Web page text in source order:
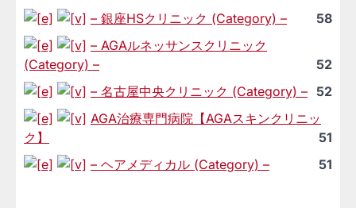
– 銀座HSクリニック (Category) –
58
– AGAルネッサンスクリニック
(Category) –
52
– 名古屋中央クリニック (Category) – 52
AGA治療専門病院【AGAスキンクリニッ
ク】
51
– ヘアメディカル (Category) –
51